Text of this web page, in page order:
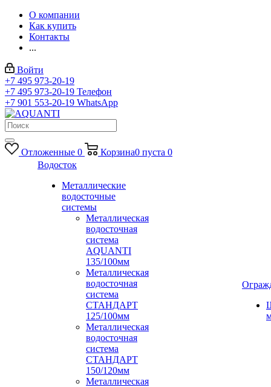
О компании
Как купить
Контакты
...
Войти
+7 495 973-20-19
+7 495 973-20-19 Телефон
+7 901 553-20-19 WhatsApp
Отложенные 0 Корзина0 пуста 0
Водосток
Металлические
водосточные
системы
Металлическая
водосточная
система
AQUANTI
135/100мм
Металлическая
водосточная
система
СТАНДАРТ
125/100мм
Металлическая
водосточная
система
СТАНДАРТ
150/120мм
Металлическая